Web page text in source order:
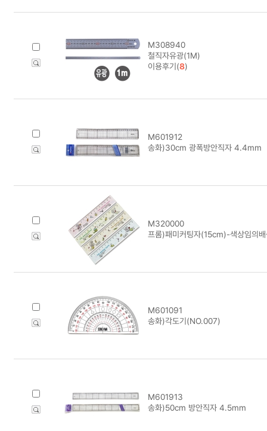
M308940
철직자유광(1M)
이용후기(8)
M601912
송화)30cm 광폭방안직자 4.4mm
M320000
프롬)패미커팅자(15cm)-색상임의배
M601091
송화)각도기(NO.007)
M601913
송화)50cm 방안직자 4.5mm